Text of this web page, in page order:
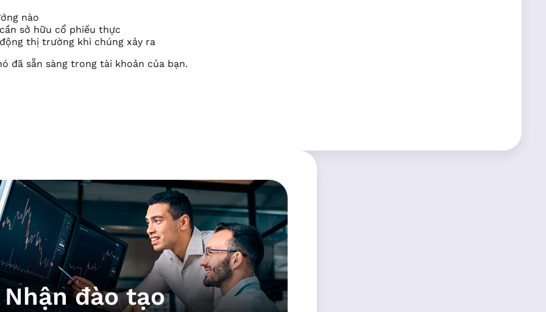
nào
sở hữu cổ phiếu thực
thị trường khi chúng xảy ra
đã sẵn sàng trong tài khoản của bạn.
Nhận đào tạo